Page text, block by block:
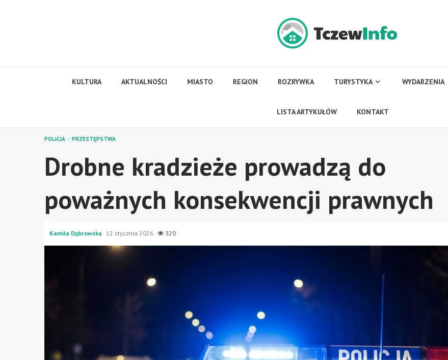
KULTURA AKTUALNOŚCI MIASTO REGION ROZRYWKA TURYSTYKA WYDARZENIA
LISTA ARTYKUŁÓW KONTAKT
POLICJA PRZESTĘPSTWA
Drobne kradzieże prowadzą do
poważnych konsekwencji prawnych
Kamila Dąbrowska 12 stycznia 2026 320